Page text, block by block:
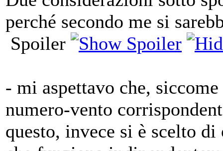
perché secondo me si
Spoiler
- mi aspettavo che,
numero-vento
questo, invece si è scelto